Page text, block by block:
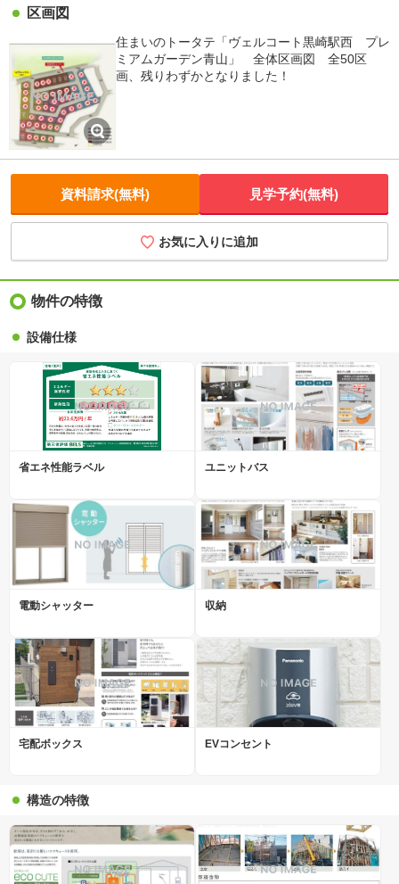
区画図
住まいのトータテ「ヴェルコート黒崎駅西 プレ
ミアムガーデン青山」 全体区画図 全50区
画、残りわずかとなりました！
資料請求(無料) 見学予約(無料)
お気に入りに追加
物件の特徴
設備仕様
省エネ性能ラベル ユニットバス
電動シャッター 収納
宅配ボックス EVコンセント
構造の特徴